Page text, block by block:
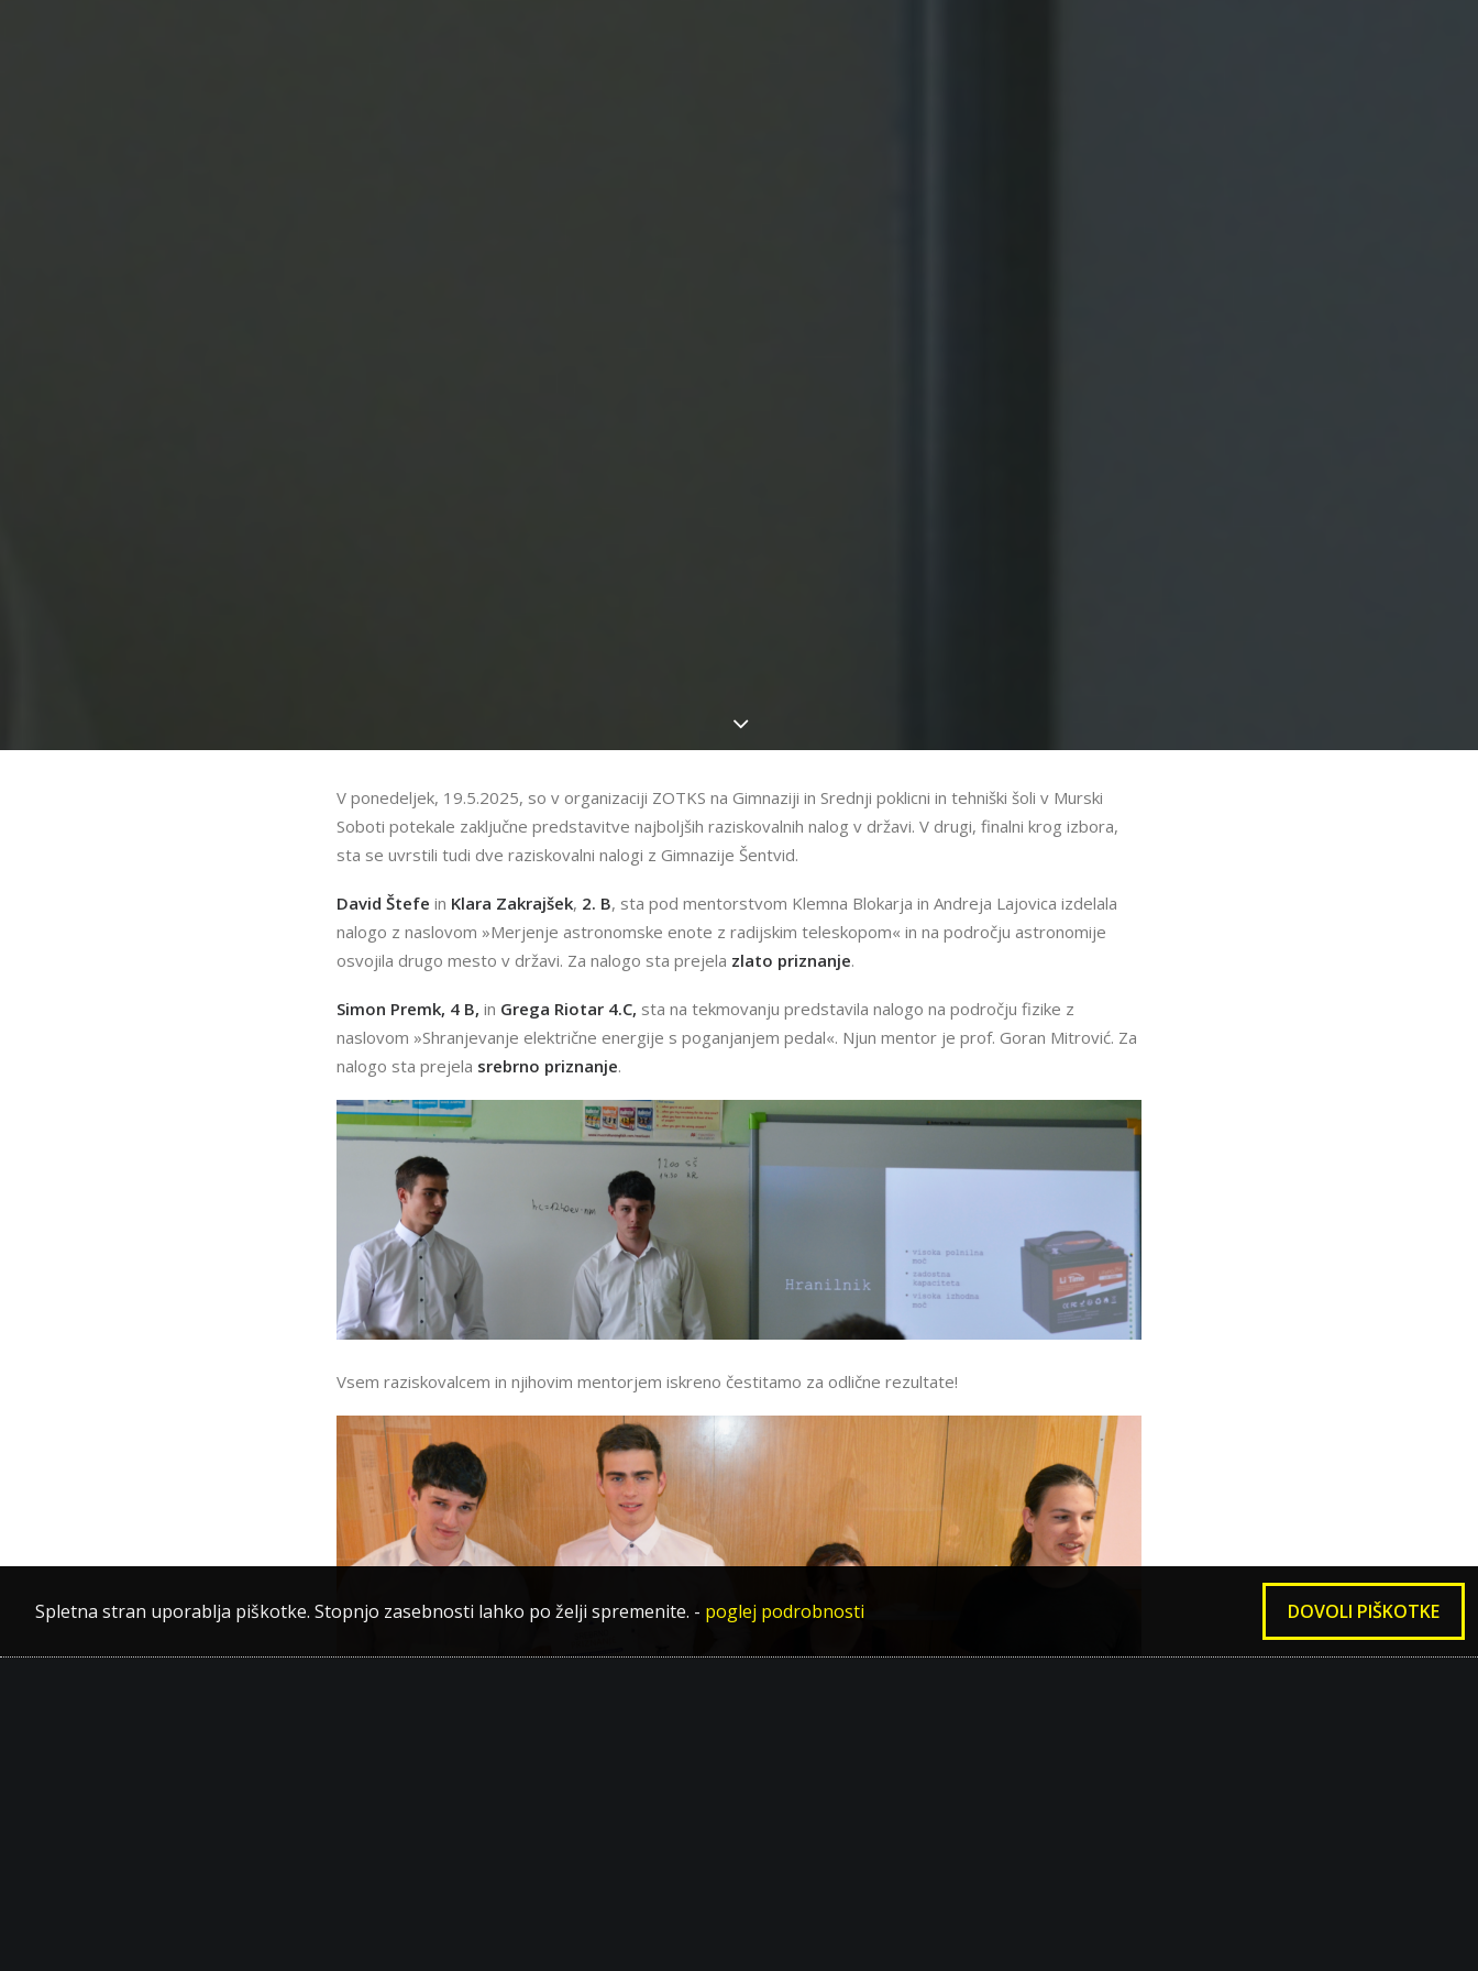
Spletna stran uporablja piškotke. Stopnjo zasebnosti lahko po želji spremenite. - poglej podrobnosti DOVOLI PIŠKOTKE
V ponedeljek, 19.5.2025, so v organizaciji ZOTKS na Gimnaziji in Srednji poklicni in tehniški šoli v Murski
Soboti potekale zaključne predstavitve najboljših raziskovalnih nalog v državi. V drugi, finalni krog izbora,
sta se uvrstili tudi dve raziskovalni nalogi z Gimnazije Šentvid.
David Štefe in Klara Zakrajšek, 2. B, sta pod mentorstvom Klemna Blokarja in Andreja Lajovica izdelala
nalogo z naslovom »Merjenje astronomske enote z radijskim teleskopom« in na področju astronomije
osvojila drugo mesto v državi. Za nalogo sta prejela zlato priznanje.
Simon Premk, 4 B, in Grega Riotar 4.C, sta na tekmovanju predstavila nalogo na področju fizike z
naslovom »Shranjevanje električne energije s poganjanjem pedal«. Njun mentor je prof. Goran Mitrović. Za
nalogo sta prejela srebrno priznanje.
Vsem raziskovalcem in njihovim mentorjem iskreno čestitamo za odlične rezultate!